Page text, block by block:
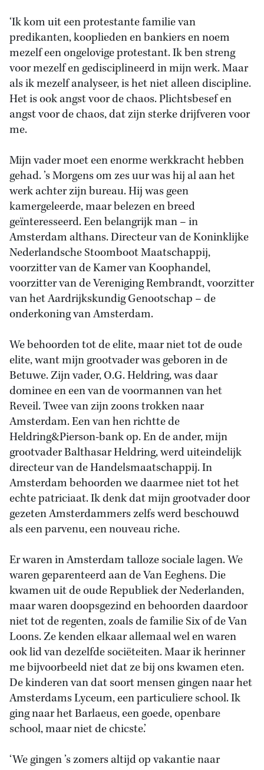
‘Ik kom uit een protestante familie van
predikanten, kooplieden en bankiers en noem
mezelf een ongelovige protestant. Ik ben streng
voor mezelf en gedisciplineerd in mijn werk. Maar
als ik mezelf analyseer, is het niet alleen discipline.
Het is ook angst voor de chaos. Plichtsbesef en
angst voor de chaos, dat zijn sterke drijfveren voor
me.
Mijn vader moet een enorme werkkracht hebben
gehad. ’s Morgens om zes uur was hij al aan het
werk achter zijn bureau. Hij was geen
kamergeleerde, maar belezen en breed
geïnteresseerd. Een belangrijk man – in
Amsterdam althans. Directeur van de Koninklijke
Nederlandsche Stoomboot Maatschappij,
voorzitter van de Kamer van Koophandel,
voorzitter van de Vereniging Rembrandt, voorzitter
van het Aardrijkskundig Genootschap – de
onderkoning van Amsterdam.
We behoorden tot de elite, maar niet tot de oude
elite, want mijn grootvader was geboren in de
Betuwe. Zijn vader, O.G. Heldring, was daar
dominee en een van de voormannen van het
Reveil. Twee van zijn zoons trokken naar
Amsterdam. Een van hen richtte de
Heldring&Pierson-bank op. En de ander, mijn
grootvader Balthasar Heldring, werd uiteindelijk
directeur van de Handelsmaatschappij. In
Amsterdam behoorden we daarmee niet tot het
echte patriciaat. Ik denk dat mijn grootvader door
gezeten Amsterdammers zelfs werd beschouwd
als een parvenu, een nouveau riche.
Er waren in Amsterdam talloze sociale lagen. We
waren geparenteerd aan de Van Eeghens. Die
kwamen uit de oude Republiek der Nederlanden,
maar waren doopsgezind en behoorden daardoor
niet tot de regenten, zoals de familie Six of de Van
Loons. Ze kenden elkaar allemaal wel en waren
ook lid van dezelfde sociëteiten. Maar ik herinner
me bijvoorbeeld niet dat ze bij ons kwamen eten.
De kinderen van dat soort mensen gingen naar het
Amsterdams Lyceum, een particuliere school. Ik
ging naar het Barlaeus, een goede, openbare
school, maar niet de chicste.’
‘We gingen ’s zomers altijd op vakantie naar